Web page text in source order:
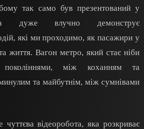
так само був презентований у
дуже влучно демонструє
які ми проходимо, як пасажири у
життя. Вагон метро, який стає ніби
між коханням та
та майбутнім, між сумнівами
чуттєва відеоробота, яка розкриває